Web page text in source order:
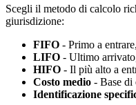
Scegli il metodo di calcolo
giurisdizione:
FIFO - Primo a
LIFO - Ultimo
HIFO - Il più alto a
Costo medio - Base di
Identificazione